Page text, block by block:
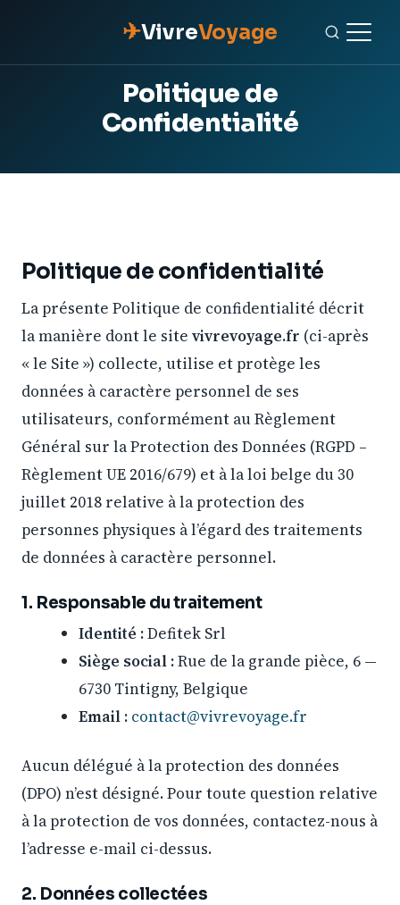
✈VivreVoyage
ESCAPADES
OUTILS PRATIQUES
CONTACT
Politique de
Confidentialité
Politique de confidentialité
La présente Politique de confidentialité décrit
la manière dont le site vivrevoyage.fr (ci-après
« le Site ») collecte, utilise et protège les
données à caractère personnel de ses
utilisateurs, conformément au Règlement
Général sur la Protection des Données (RGPD –
Règlement UE 2016/679) et à la loi belge du 30
juillet 2018 relative à la protection des
personnes physiques à l’égard des traitements
de données à caractère personnel.
1. Responsable du traitement
Identité :Defitek Srl
Siège social :Rue de la grande pièce, 6 —
6730 Tintigny, Belgique
Email : contact@vivrevoyage.fr
Aucun délégué à la protection des données
(DPO) n’est désigné. Pour toute question relative
à la protection de vos données, contactez-nous à
l’adresse e-mail ci-dessus.
2. Données collectées